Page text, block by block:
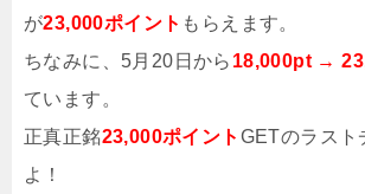
が23,000ポイント もらえます。
ちなみに、5月20日から 18,000pt →
ています。
正真正銘23,000ポイント GETのラスト
よ！